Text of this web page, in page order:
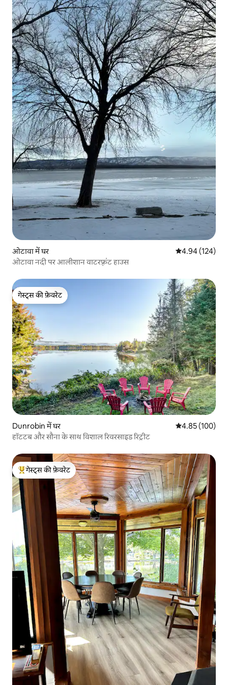
ओटावा में घर औसत रेटिंग 5 में से
4.94 (124)
ओटावा नदी पर आलीशान वाटरफ़्रंट हाउस
गेस्ट्स की फ़ेवरेट
गेस्ट्स की फ़ेवरेट
Dunrobin में घर औसत रेटिंग 5 में से
4.85 (100)
हॉटटब और सौना के साथ विशाल रिवरसाइड रिट्रीट
गेस्ट्स का टॉप फ़ेवरेट
गेस्ट्स की फ़ेवरेट